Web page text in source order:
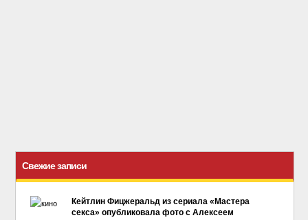
Свежие записи
Кейтлин Фицжеральд из сериала «Мастера
секса» опубликовала фото с Алексеем